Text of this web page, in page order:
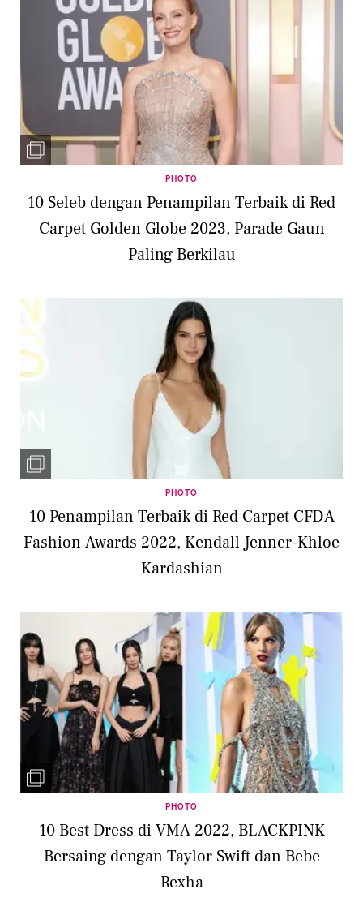
PHOTO
10 Seleb dengan Penampilan Terbaik di Red
Carpet Golden Globe 2023, Parade Gaun
Paling Berkilau
PHOTO
10 Penampilan Terbaik di Red Carpet CFDA
Fashion Awards 2022, Kendall Jenner-Khloe
Kardashian
PHOTO
10 Best Dress di VMA 2022, BLACKPINK
Bersaing dengan Taylor Swift dan Bebe
Rexha